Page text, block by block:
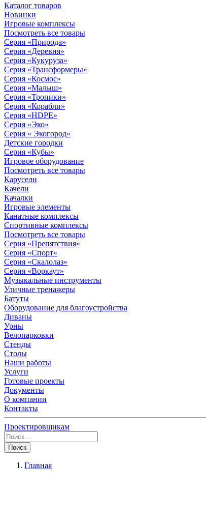
Каталог товаров
Новинки
Игровые комплексы
Посмотреть все товары
Серия «Природа»
Серия «Деревня»
Серия «Кукуруза»
Серия «Трансформеры»
Серия «Космос»
Серия «Малыш»
Серия «Тропики»
Серия «Корабли»
Серия «HDPE»
Серия «Эко»
Серия « Экогород»
Детские городки
Серия «Кубы»
Игровое оборудование
Посмотреть все товары
Карусели
Качели
Качалки
Игровые элементы
Канатные комплексы
Спортивные комплексы
Посмотреть все товары
Серия «Препятствия»
Серия «Спорт»
Серия «Скалолаз»
Серия «Воркаут»
Музыкальные инструменты
Уличные тренажеры
Батуты
Оборудование для благоустройства
Диваны
Урны
Велопарковки
Стенды
Столы
Наши работы
Услуги
Готовые проекты
Документы
О компании
Контакты
Проектировщикам
Поиск
Главная